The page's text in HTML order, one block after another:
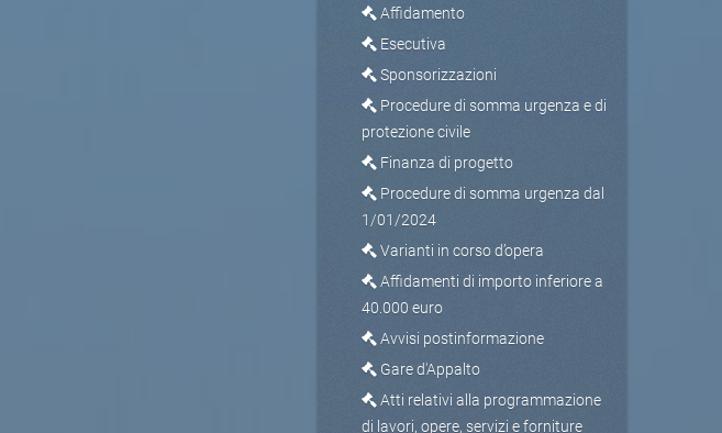
Affidamento
Esecutiva
Sponsorizzazioni
Procedure di somma urgenza e di
protezione civile
Finanza di progetto
Procedure di somma urgenza dal
1/01/2024
Varianti in corso d’opera
Affidamenti di importo inferiore a
40.000 euro
Avvisi postinformazione
Gare d'Appalto
Atti relativi alla programmazione
di lavori, opere, servizi e forniture